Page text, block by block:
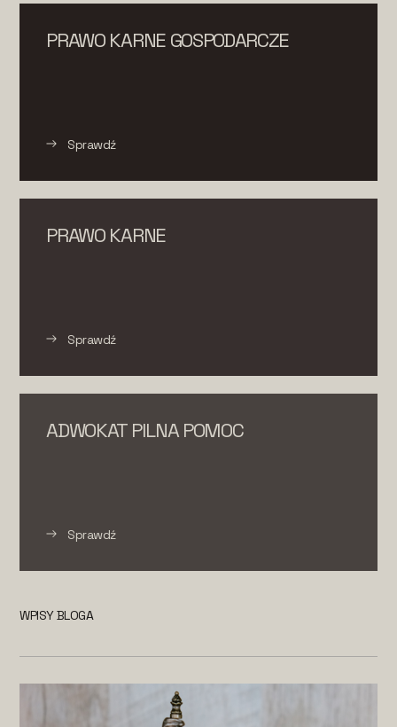
PRAWO KARNE GOSPODARCZE
Sprawdź
PRAWO KARNE
Sprawdź
ADWOKAT PILNA POMOC
Sprawdź
WPISY BLOGA